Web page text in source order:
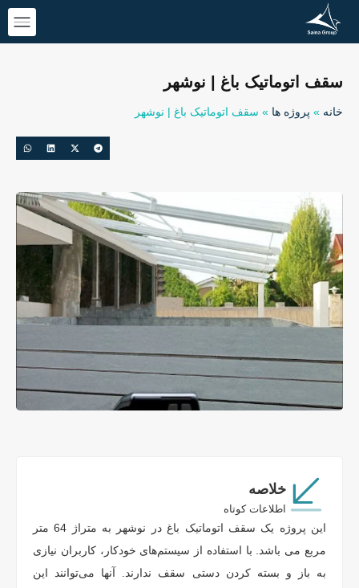
سقف اتوماتیک باغ | نوشهر
خانه » پروژه ها » سقف اتوماتیک باغ | نوشهر
خلاصه
اطلاعات کوتاه
این پروژه یک سقف اتوماتیک باغ در نوشهر به متراژ 64 متر
مربع می باشد. با استفاده از سیستم‌های خودکار، کاربران نیازی
به باز و بسته کردن دستی سقف ندارند. آنها می‌توانند این